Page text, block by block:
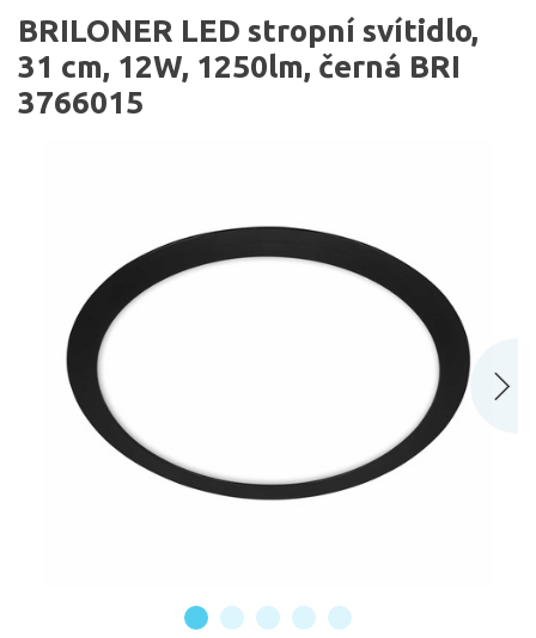
BRILONER LED stropní svítidlo,
31 cm, 12W, 1250lm, černá BRI
3766015